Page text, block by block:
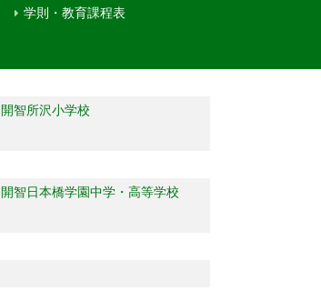
学則・教育課程表
開智所沢小学校
開智日本橋学園中学・高等学校